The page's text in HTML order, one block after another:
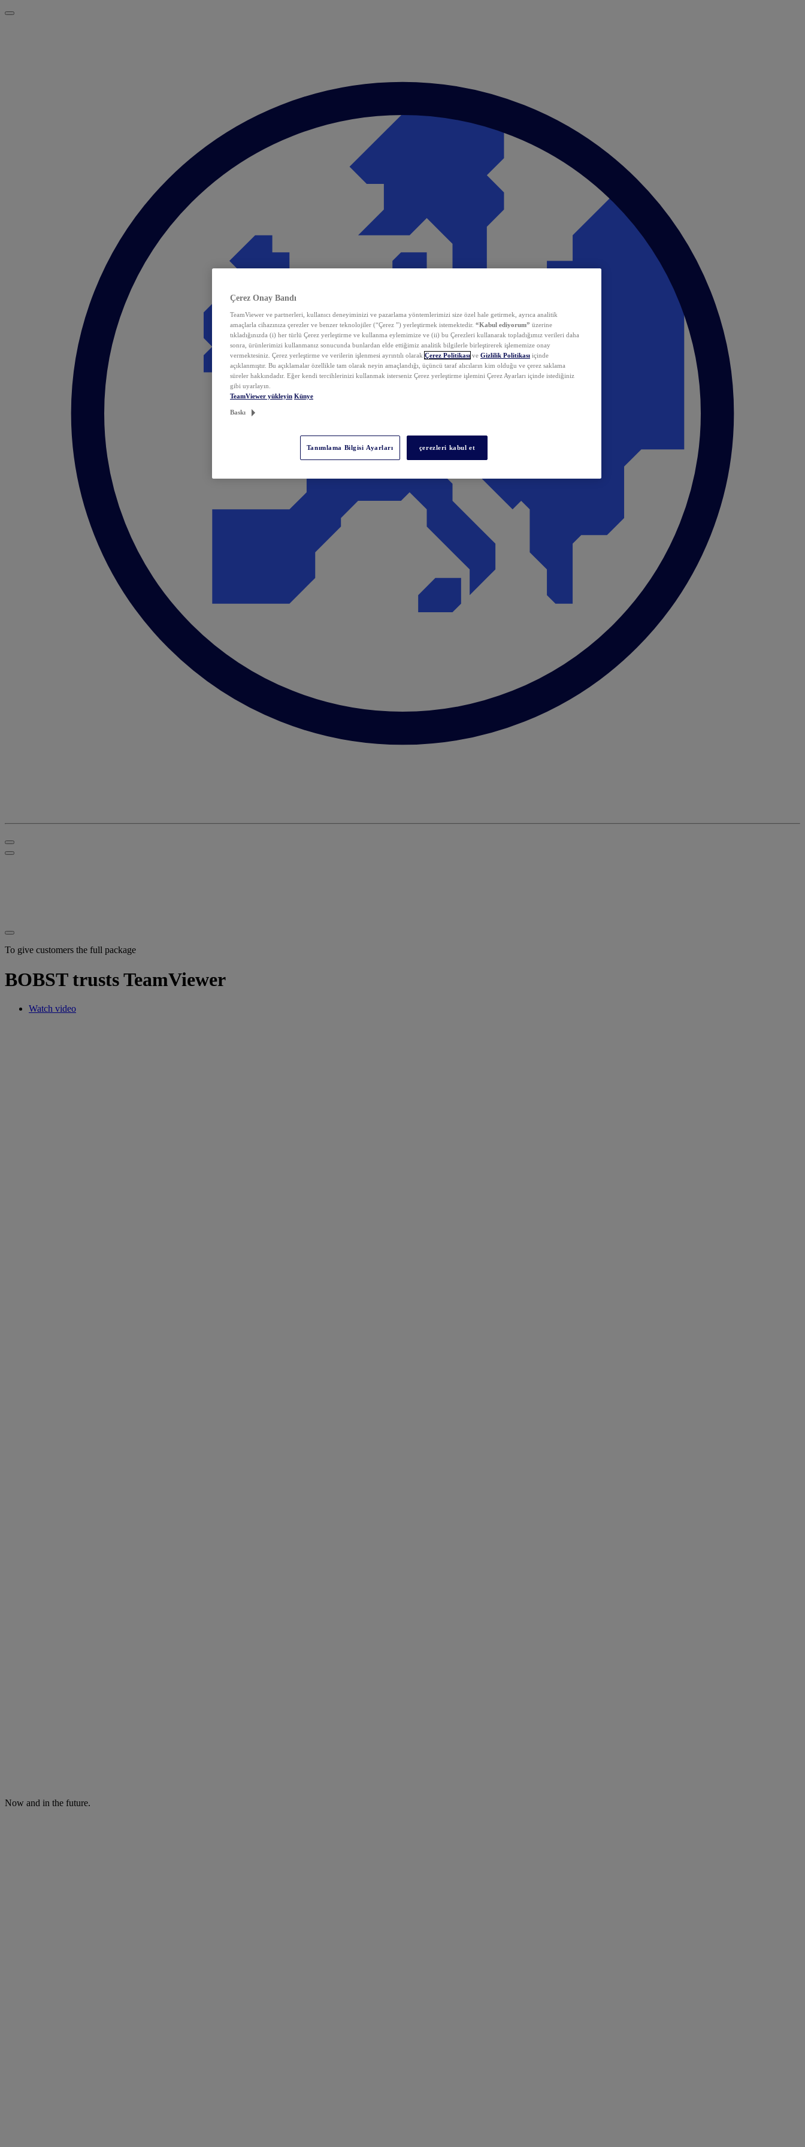
To give customers the full package
BOBST trusts TeamViewer
Watch video
Now and in the future.
Çerez Onay Bandı
TeamViewer ve partnerleri, kullanıcı deneyiminizi ve pazarlama yöntemlerimizi size özel hale getirmek, ayrıca analitik
amaçlarla cihazınıza çerezler ve benzer teknolojiler (“Çerez ”) yerleştirmek istemektedir. “Kabul ediyorum” üzerine
tıkladığınızda (i) her türlü Çerez yerleştirme ve kullanma eylemimize ve (ii) bu Çerezleri kullanarak topladığımız verileri daha
sonra, ürünlerimizi kullanmanız sonucunda bunlardan elde ettiğimiz analitik bilgilerle birleştirerek işlememize onay
vermektesiniz. Çerez yerleştirme ve verilerin işlenmesi ayrıntılı olarak Çerez Politikası ve Gizlilik Politikası içinde
açıklanmıştır. Bu açıklamalar özellikle tam olarak neyin amaçlandığı, üçüncü taraf alıcıların kim olduğu ve çerez saklama
süreler hakkındadır. Eğer kendi tercihlerinizi kullanmak isterseniz Çerez yerleştirme işlemini Çerez Ayarları içinde istediğiniz
gibi uyarlayın.
TeamViewer yükleyin Künye
Baskı
Tanımlama Bilgisi Ayarları çerezleri kabul et